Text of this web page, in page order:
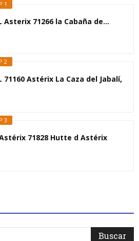
1
Asterix 71266 la Cabaña de...
2
71160 Astérix La Caza del Jabalí,
3
71828 Hutte d Astérix